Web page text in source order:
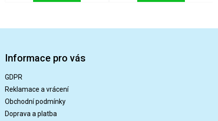
Informace pro vás
GDPR
Reklamace a vrácení
Obchodní podmínky
Doprava a platba